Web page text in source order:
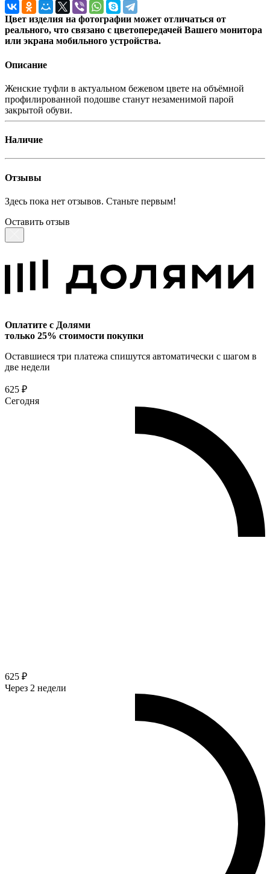
Цвет изделия на фотографии может отличаться от
реального, что связано с цветопередачей Вашего монитора
или экрана мобильного устройства.
Описание
Женские туфли в актуальном бежевом цвете на объёмной
профилированной подошве станут незаменимой парой
закрытой обуви.
Наличие
Отзывы
Здесь пока нет отзывов. Станьте первым!
Оставить отзыв
Оплатите с Долями
только 25% стоимости покупки
Оставшиеся три платежа спишутся автоматически с шагом в
две недели
625 ₽
Сегодня
625 ₽
Через 2 недели